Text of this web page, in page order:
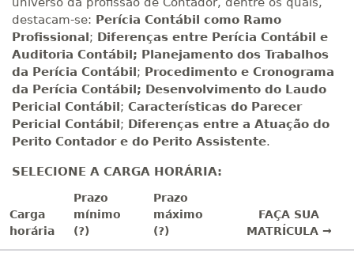
destacam-se: Perícia Contábil como Ramo
Profissional; Diferenças entre Perícia Contábil e
Auditoria Contábil; Planejamento dos Trabalhos
da Perícia Contábil; Procedimento e Cronograma
da Perícia Contábil; Desenvolvimento do Laudo
Pericial Contábil; Características do Parecer
Pericial Contábil; Diferenças entre a Atuação do
Perito Contador e do Perito Assistente.
SELECIONE A CARGA HORÁRIA:
Carga
horária
Prazo
mínimo
(?)
Prazo
máximo
(?)
FAÇA SUA
MATRÍCULA →